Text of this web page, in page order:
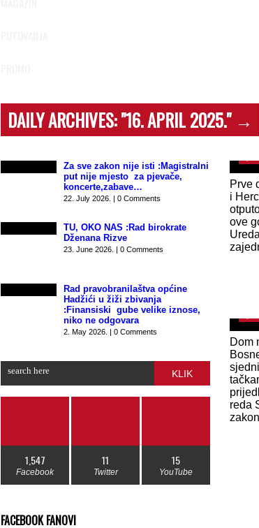
DAILY ARCHIVES:"16. APRIL 2025."→
Za sve zakon nije isti :Magistralni
put nije mjesto za pjevače,
koncerte,zabave…
22. July 2026. | 0 Comments
TU, OKO NAS :Rad birokrate
Dženana Rizve
23. June 2026. | 0 Comments
Rad pravobranilaštva općine
Hadžići u žiži zbivanja
:Finansiski gube velike iznose,
niko ne odgovara
2. May 2026. | 0 Comments
KLIK
1,547
Facebook
11
Twitter
15
YouTube
FACEBOOK FANOVI
su
Prve
i
ove
Dom
reda